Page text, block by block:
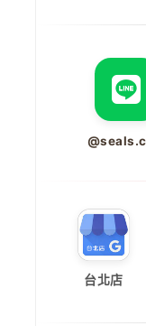
台北店